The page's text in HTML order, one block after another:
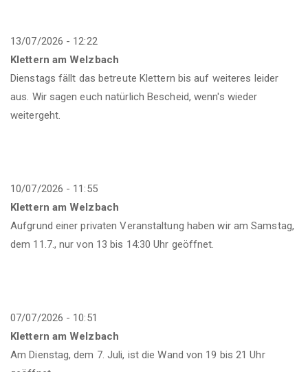
13/07/2026 - 12:22
Klettern am Welzbach
Dienstags fällt das betreute Klettern bis auf weiteres leider
aus. Wir sagen euch natürlich Bescheid, wenn's wieder
weitergeht.
10/07/2026 - 11:55
Klettern am Welzbach
Aufgrund einer privaten Veranstaltung haben wir am Samstag,
dem 11.7., nur von 13 bis 14:30 Uhr geöffnet.
07/07/2026 - 10:51
Klettern am Welzbach
Am Dienstag, dem 7. Juli, ist die Wand von 19 bis 21 Uhr